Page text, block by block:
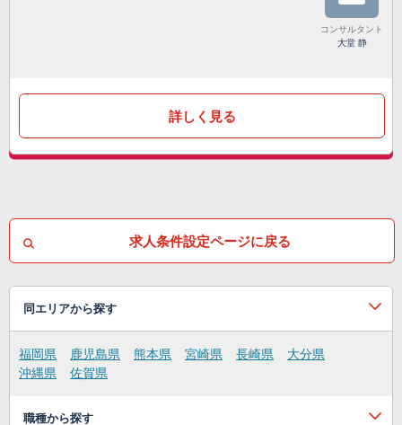
コンサルタント
大堂 静
詳しく見る
求人条件設定ページに戻る
同エリアから探す
福岡県 鹿児島県 熊本県 宮崎県 長崎県
大分県
沖縄県
佐賀県
職種から探す